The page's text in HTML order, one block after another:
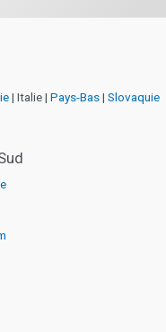
| Italie | Pays-Bas| Slovaquie